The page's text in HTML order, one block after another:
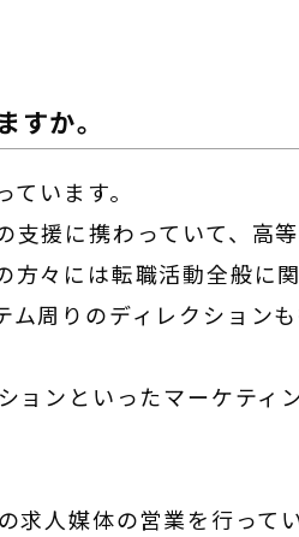
か。
います。
援に携わっていて、高
方々には転職活動全般に
周りのディレクション
ンといったマーケティ
人媒体の営業を行ってい